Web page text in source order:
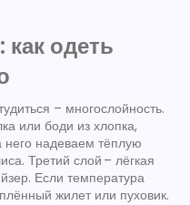
одеть
– многослойность.
или боди из хлопка,
него надеваем тёплую
Третий слой – лёгкая
Если температура
жилет или пуховик.